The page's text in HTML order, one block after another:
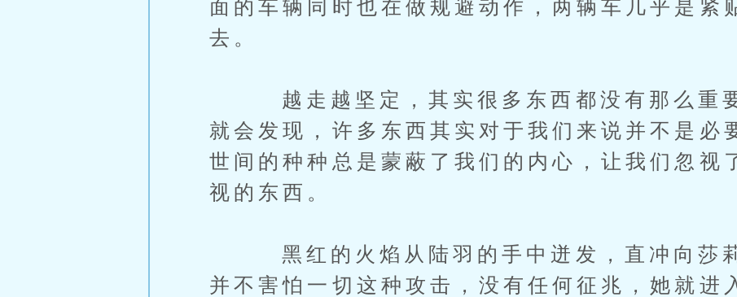
面的车辆同时也在做规避动作，两辆车几乎是紧
去。
越走越坚定，其实很多东西都没有那么重要
就会发现，许多东西其实对于我们来说并不是必
世间的种种总是蒙蔽了我们的内心，让我们忽视
视的东西。
黑红的火焰从陆羽的手中迸发，直冲向莎
并不害怕一切这种攻击，没有任何征兆，她就进